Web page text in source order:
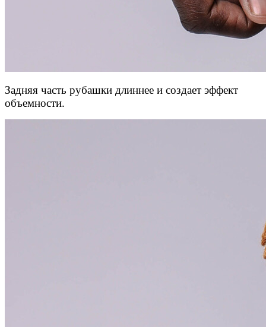
Задняя часть рубашки длиннее и создает эффект
объемности.